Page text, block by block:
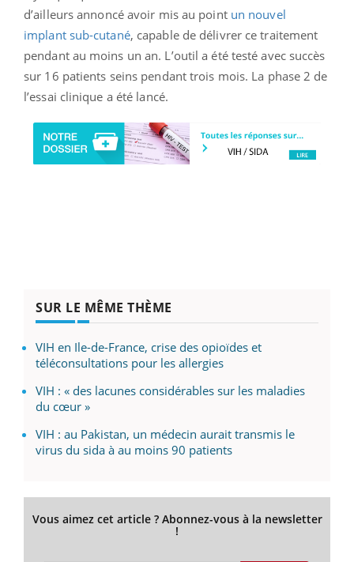
d’ailleurs annoncé avoir mis au point un nouvel
implant sub-cutané, capable de délivrer ce traitement
pendant au moins un an. L’outil a été testé avec succès
sur 16 patients seins pendant trois mois. La phase 2 de
l’essai clinique a été lancé.
SUR LE MÊME THÈME
VIH en Ile-de-France, crise des opioïdes et
téléconsultations pour les allergies
VIH : « des lacunes considérables sur les maladies
du cœur »
VIH : au Pakistan, un médecin aurait transmis le
virus du sida à au moins 90 patients
Vous aimez cet article ? Abonnez-vous à la newsletter
!